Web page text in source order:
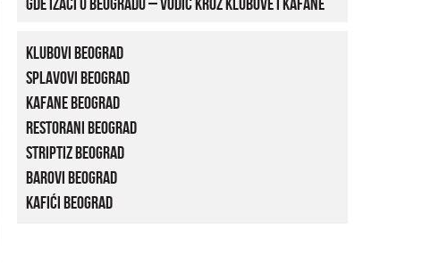
Klubovi Beograd
Splavovi Beograd
Kafane Beograd
Restorani Beograd
Striptiz Beograd
Barovi Beograd
Kafići Beograd